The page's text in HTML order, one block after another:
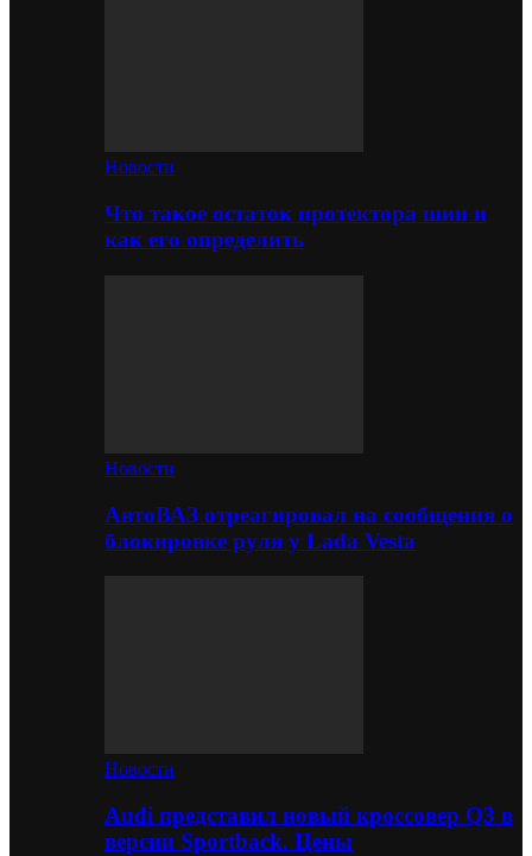
Новости
Что такое остаток протектора шин и
как его определить
Новости
АвтоВАЗ отреагировал на сообщения о
блокировке руля у Lada Vesta
Новости
Audi представил новый кроссовер Q3 в
версии Sportback. Цены